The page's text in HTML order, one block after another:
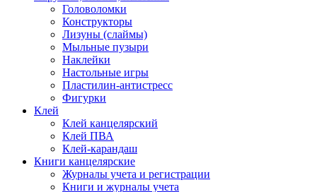
Головоломки
Конструкторы
Лизуны (слаймы)
Мыльные пузыри
Наклейки
Настольные игры
Пластилин-антистресс
Фигурки
Клей
Клей канцелярский
Клей ПВА
Клей-карандаш
Книги канцелярские
Журналы учета и регистрации
Книги и журналы учета